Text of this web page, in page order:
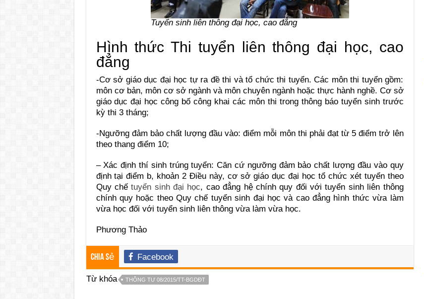
Tuyển sinh liên thông đại học, cao đẳng
Hình thức Thi tuyển liên thông đại học, cao
đẳng
-Cơ sở giáo dục đại học tự ra đề thi và tổ chức thi tuyển. Các môn thi tuyển gồm:
môn cơ bản, môn cơ sở ngành và môn chuyên ngành hoặc thực hành nghề. Cơ sở
giáo dục đại học công bố công khai các môn thi trong thông báo tuyển sinh trước
kỳ thi 3 tháng;
-Ngưỡng đảm bảo chất lượng đầu vào: điểm mỗi môn thi phải đạt từ 5 điểm trở lên
theo thang điểm 10;
– Xác định thí sinh trúng tuyển: Căn cứ ngưỡng đảm bảo chất lượng đầu vào quy
định tại điểm b, khoản 2 Điều này, cơ sở giáo dục đại học tổ chức xét tuyển theo
Quy chếtuyển sinh đại học, cao đẳng hệ chính quy đối với tuyển sinh liên thông
chính quy hoặc theo Quy chế tuyển sinh đại học và cao đẳng hình thức vừa làm
vừa học đối với tuyển sinh liên thông vừa làm vừa học.
Phương Thảo
Chia sẻ Facebook
Từ khóa THÔNG TƯ 08/2015/TT-BGDĐT